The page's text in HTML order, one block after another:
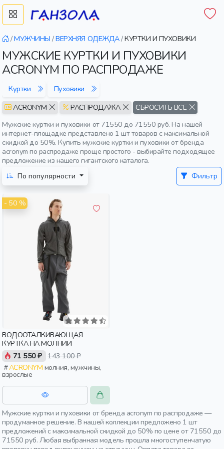
/МУЖЧИНЫ /ВЕРХНЯЯ ОДЕЖДА/КУРТКИ И ПУХОВИКИ
МУЖСКИЕ КУРТКИ И ПУХОВИКИ
ACRONYM ПО РАСПРОДАЖЕ
Куртки
Пуховики
ACRONYM
РАСПРОДАЖА
СБРОСИТЬ ВСЕ
Мужские куртки и пуховики от 71550 до 71550 руб. На нашей
интернет-площадке представлено 1 шт товаров с максимальной
скидкой до 50%. Купить мужские куртки и пуховики от бренда
acronym по распродаже проще простого - выбирайте подходящее
предложение из нашего гигантского каталога.
По популярности
Фильтр
- 50 %
ВОДООТАЛКИВАЮЩАЯ
КУРТКА НА МОЛНИИ
71 550 ₽ 143 100 ₽
ACRONYM
взрослые
Мужские куртки и пуховики от бренда acronym по распродаже —
продуманное решение. В нашей коллекции предложено 1 шт
предложений с максимальной скидкой до 50% по цене от 71550 до
71550 руб. Любая выбранная модель прошла многоступенчатую